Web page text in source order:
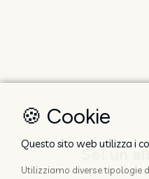
🍪 Cookie
Questo sito web utilizza i
Utilizziamo diverse tipologie